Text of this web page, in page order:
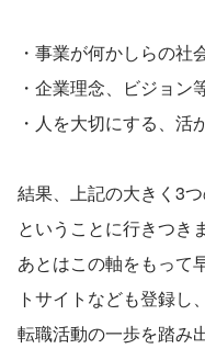
・事業が何かしらの社
・企業理念、ビジョン
・人を大切にする、活
結果、上記の大きく3
ということに行きつき
あとはこの軸をもって
トサイトなども登録し、
転職活動の一歩を踏み